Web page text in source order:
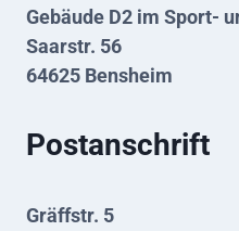
Gebäude D2 im Sport-
Saarstr. 56
64625 Bensheim
Postanschrift
Gräffstr. 5